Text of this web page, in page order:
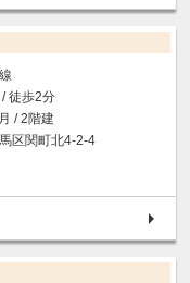
/ 徒歩2分
/ 2階建
区関町北4-2-4